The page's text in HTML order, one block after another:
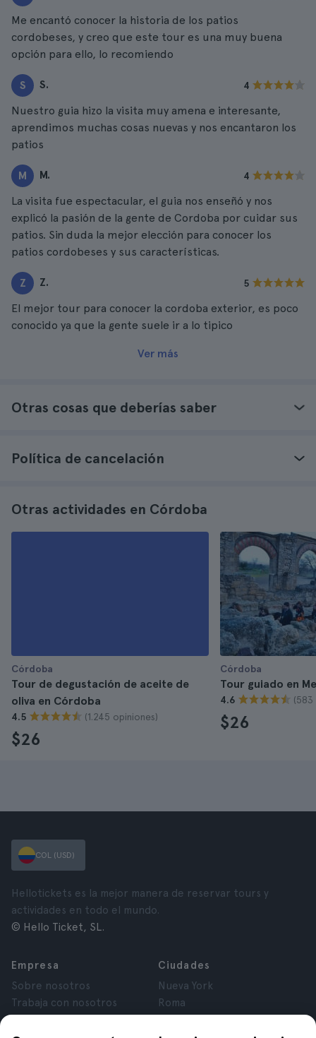
Me encantó conocer la historia de los patios
cordobeses, y creo que este tour es una muy buena
opción para ello, lo recomiendo
S S. 4
Nuestro guia hizo la visita muy amena e interesante,
aprendimos muchas cosas nuevas y nos encantaron los
patios
M M. 4
La visita fue espectacular, el guia nos enseñó y nos
explicó la pasión de la gente de Cordoba por cuidar sus
patios. Sin duda la mejor elección para conocer los
patios cordobeses y sus características.
Z Z. 5
El mejor tour para conocer la cordoba exterior, es poco
conocido ya que la gente suele ir a lo tipico
Ver más
Otras cosas que deberías saber
Política de cancelación
Otras actividades en Córdoba
Córdoba
Tour de degustación de aceite de
oliva en Córdoba
4.5 (1.245 opiniones)
$26
Córdoba
Tour guiado en
4.6 (583
$26
COL (USD)
Hellotickets es la mejor manera de reservar tours y
actividades en todo el mundo.
© Hello Ticket, SL.
Empresa
Sobre nosotros
Trabaja con nosotros
Ciudades
Nueva York
Roma